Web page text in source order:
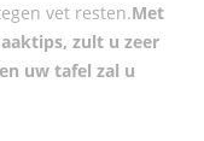
vet resten.Met
zult u zeer
uw tafel zal u